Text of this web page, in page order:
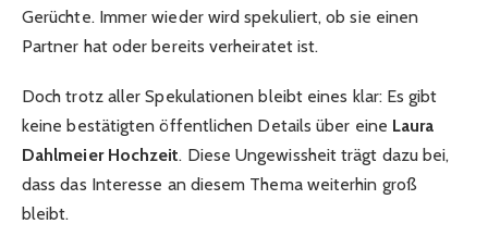
Gerüchte. Immer wieder wird spekuliert, ob sie einen
Partner hat oder bereits verheiratet ist.
Doch trotz aller Spekulationen bleibt eines klar: Es gibt
keine bestätigten öffentlichen Details über eine Laura
Dahlmeier Hochzeit. Diese Ungewissheit trägt dazu bei,
dass das Interesse an diesem Thema weiterhin groß
bleibt.